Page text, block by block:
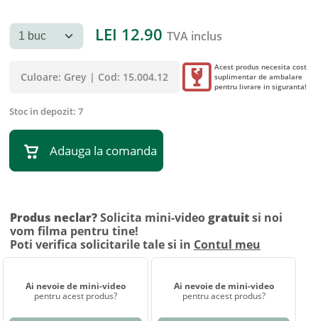
LEI 12.90 TVA inclus
Culoare: Grey | Cod: 15.004.12
Acest produs necesita cost
suplimentar de ambalare
pentru livrare in siguranta!
Stoc in depozit: 7
Adauga la comanda
Produs neclar?Solicita mini-video gratuitsi noi
vom filma pentru tine!
Poti verifica solicitarile tale si in Contul meu
Ai nevoie de mini-video
pentru acest produs?
Ai nevoie de mini-video
pentru acest produs?